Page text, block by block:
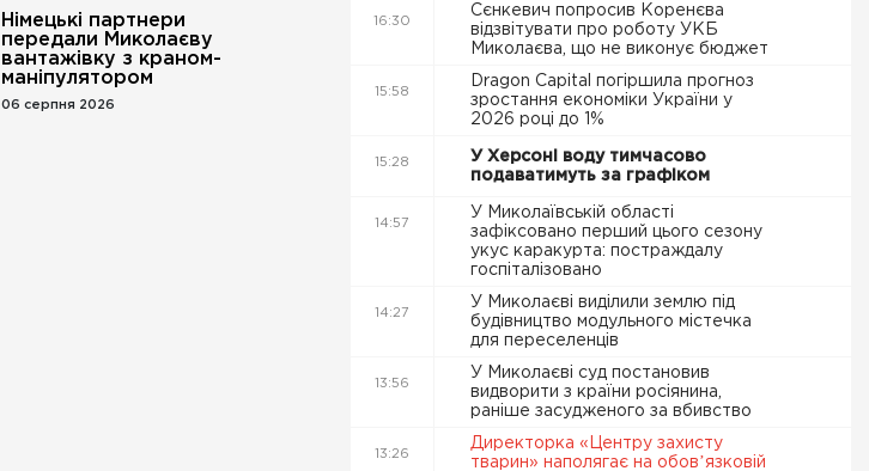
Німецькі партнери
передали Миколаєву
вантажівку з краном-
маніпулятором
06 серпня 2026
16:30
Сєнкевич попросив Коренєва
відзвітувати про роботу УКБ
Миколаєва, що не виконує бюджет
15:58
Dragon Capital погіршила прогноз
зростання економіки України у
2026 році до 1%
15:28
У Херсоні воду тимчасово
подаватимуть за графіком
14:57
У Миколаївській області
зафіксовано перший цього сезону
укус каракурта: постраждалу
госпіталізовано
14:27
У Миколаєві виділили землю під
будівництво модульного містечка
для переселенців
13:56
У Миколаєві суд постановив
видворити з країни росіянина,
раніше засудженого за вбивство
13:26
Директорка «Центру захисту
тварин» наполягає на обовʼязковій